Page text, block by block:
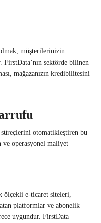
müşterilerinizin
FirstData’nın sektörde bilinen
mağazanızın kredibilitesini
otomatikleştiren bu
ve operasyonel maliyet
ölçekli e-ticaret siteleri,
platformlar ve abonelik
uygundur. FirstData